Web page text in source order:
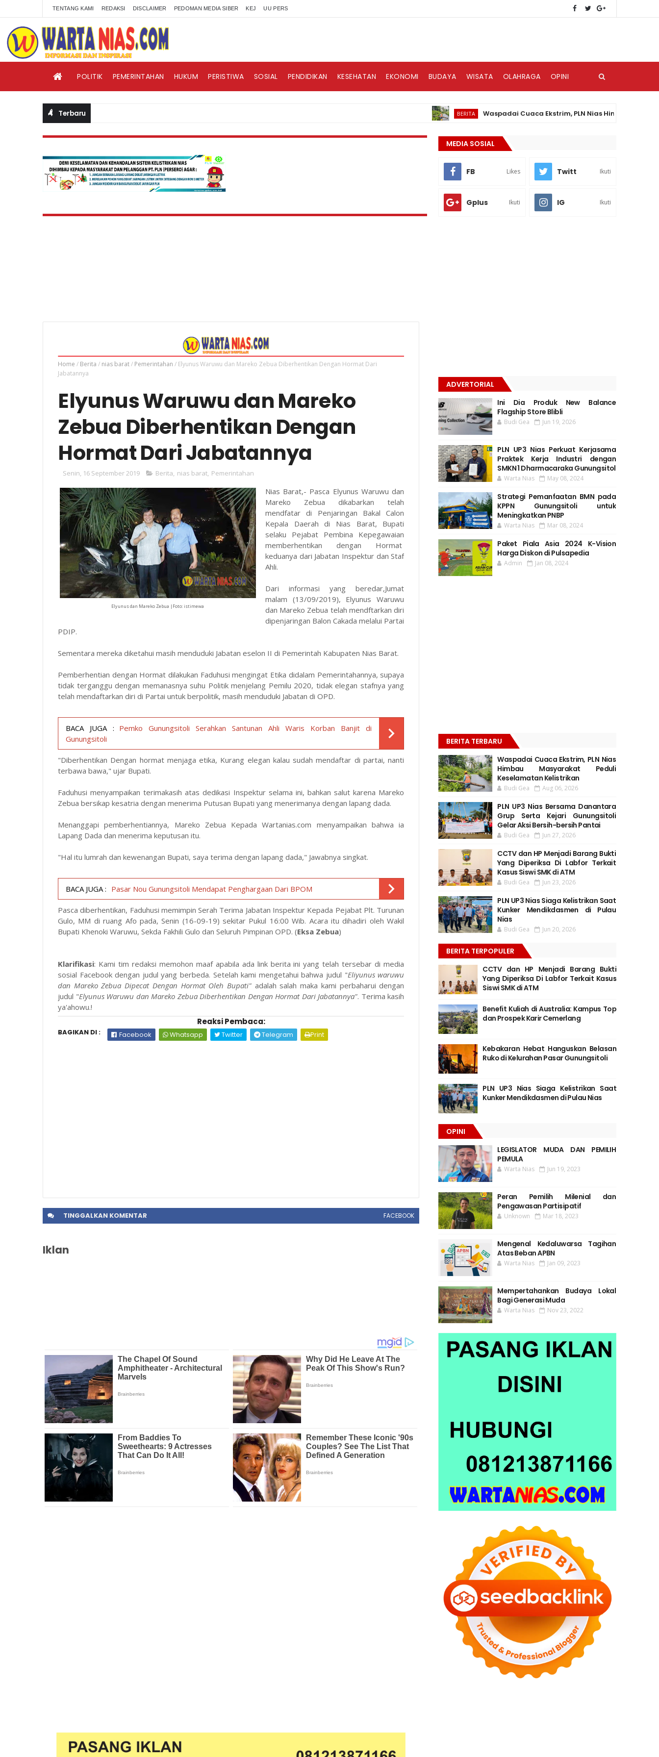
TENTANG KAMI REDAKSI DISCLAIMER PEDOMAN MEDIA SIBER KEJ UU PERS
POLITIK PEMERINTAHAN HUKUM PERISTIWA SOSIAL PENDIDIKAN KESEHATAN EKONOMI BUDAYA WISATA OLAHRAGA OPINI
Terbaru BERITA Waspadai Cuaca Ekstrim, PLN Nias Himbau Masyarakat
Home / Berita / nias barat/ Pemerintahan / Elyunus Waruwu dan Mareko Zebua Diberhentikan Dengan Hormat Dari
Jabatannya
Elyunus Waruwu dan Mareko
Zebua Diberhentikan Dengan
Hormat Dari Jabatannya
Senin, 16 September 2019 Berita nias barat Pemerintahan
Elyunus dan Mareko Zebua |Foto: istimewa
Nias Barat,- Pasca Elyunus Waruwu dan
Mareko Zebua dikabarkan telah
mendfatar di Penjaringan Bakal Calon
Kepala Daerah di Nias Barat, Bupati
selaku Pejabat Pembina Kepegawaian
memberhentikan dengan Hormat
keduanya dari Jabatan Inspektur dan Staf
Ahli.
Dari informasi yang beredar,Jumat
malam (13/09/2019), Elyunus Waruwu
dan Mareko Zebua telah mendftarkan diri
dipenjaringan Balon Cakada melalui Partai
PDIP.
Sementara mereka diketahui masih menduduki Jabatan eselon II di Pemerintah Kabupaten Nias Barat.
Pemberhentian dengan Hormat dilakukan Faduhusi mengingat Etika didalam Pemerintahannya, supaya
tidak terganggu dengan memanasnya suhu Politik menjelang Pemilu 2020, tidak elegan stafnya yang
telah mendaftarkan diri di Partai untuk berpolitik, masih menduduki Jabatan di OPD.
BACA JUGA : Pemko Gunungsitoli Serahkan Santunan Ahli Waris Korban Banjit di
Gunungsitoli
"Diberhentikan Dengan hormat menjaga etika, Kurang elegan kalau sudah mendaftar di partai, nanti
terbawa bawa," ujar Bupati.
Faduhusi menyampaikan terimakasih atas dedikasi Inspektur selama ini, bahkan salut karena Mareko
Zebua bersikap kesatria dengan menerima Putusan Bupati yang menerimanya dengan lapang dada.
Menanggapi pemberhentiannya, Mareko Zebua Kepada Wartanias.com menyampaikan bahwa ia
Lapang Dada dan menerima keputusan itu.
"Hal itu lumrah dan kewenangan Bupati, saya terima dengan lapang dada," Jawabnya singkat.
BACA JUGA : Pasar Nou Gunungsitoli Mendapat Penghargaan Dari BPOM
Pasca diberhentikan, Faduhusi memimpin Serah Terima Jabatan Inspektur Kepada Pejabat Plt. Turunan
Gulo, MM di ruang Afo pada, Senin (16-09-19) sekitar Pukul 16:00 Wib. Acara itu dihadiri oleh Wakil
Bupati Khenoki Waruwu, Sekda Fakhili Gulo dan Seluruh Pimpinan OPD. (Eksa Zebua)
Klarifikasi: Kami tim redaksi memohon maaf apabila ada link berita ini yang telah tersebar di media
sosial Facebook dengan judul yang berbeda. Setelah kami mengetahui bahwa judul "Eliyunus waruwu
dan Mareko Zebua Dipecat Dengan Hormat Oleh Bupati"adalah salah maka kami perbaharui dengan
judul "Elyunus Waruwu dan Mareko Zebua Diberhentikan Dengan Hormat Dari Jabatannya". Terima kasih
ya'ahowu.!
Reaksi Pembaca:
BAGIKAN DI : Facebook Whatsapp Twitter Telegram Print
TINGGALKAN KOMENTAR FACEBOOK
Iklan
MEDIA SOSIAL
FB Likes Twitt Ikuti
Gplus Ikuti IG Ikuti
ADVERTORIAL
Ini Dia Produk New Balance
Flagship Store Blibli
Budi Gea Jun 19, 2026
PLN UP3 Nias Perkuat Kerjasama
Praktek Kerja Industri dengan
SMKN 1 Dharmacaraka Gunungsitol
Warta Nias May 08, 2024
Strategi Pemanfaatan BMN pada
KPPN Gunungsitoli untuk
Meningkatkan PNBP
Warta Nias Mar 08, 2024
Paket Piala Asia 2024 K-Vision
Harga Diskon di Pulsapedia
Admin Jan 08, 2024
BERITA TERBARU
Waspadai Cuaca Ekstrim, PLN Nias
Himbau Masyarakat Peduli
Keselamatan Kelistrikan
Budi Gea Aug 06, 2026
PLN UP3 Nias Bersama Danantara
Grup Serta Kejari Gunungsitoli
Gelar Aksi Bersih-bersih Pantai
Budi Gea Jun 27, 2026
CCTV dan HP Menjadi Barang Bukti
Yang Diperiksa Di Labfor Terkait
Kasus Siswi SMK di ATM
Budi Gea Jun 23, 2026
PLN UP3 Nias Siaga Kelistrikan Saat
Kunker Mendikdasmen di Pulau
Nias
Budi Gea Jun 20, 2026
BERITA TERPOPULER
CCTV dan HP Menjadi Barang Bukti
Yang Diperiksa Di Labfor Terkait Kasus
Siswi SMK di ATM
Benefit Kuliah di Australia: Kampus Top
dan Prospek Karir Cemerlang
Kebakaran Hebat Hanguskan Belasan
Ruko di Kelurahan Pasar Gunungsitoli
PLN UP3 Nias Siaga Kelistrikan Saat
Kunker Mendikdasmen di Pulau Nias
OPINI
LEGISLATOR MUDA DAN PEMILIH
PEMULA
Warta Nias Jun 19, 2023
Peran Pemilih Milenial dan
Pengawasan Partisipatif
Unknown Mar 18, 2023
Mengenal Kedaluwarsa Tagihan
Atas Beban APBN
Warta Nias Jan 09, 2023
Mempertahankan Budaya Lokal
Bagi Generasi Muda
Warta Nias Nov 23, 2022